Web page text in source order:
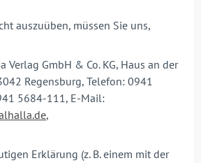
auszuüben, müssen Sie uns,
Verlag GmbH & Co. KG, Haus an der
Regensburg, Telefon: 0941
5684-111, E-Mail:
,
Erklärung (z. B. einem mit der